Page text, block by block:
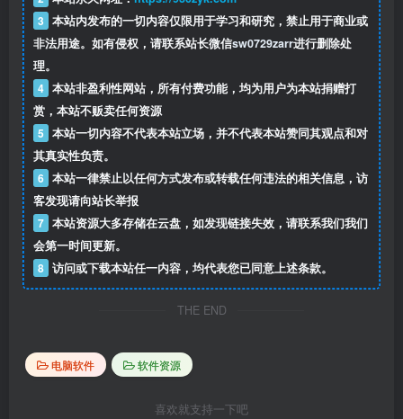
3 本站内发布的一切内容仅限用于学习和研究，禁止用于商业或
非法用途。如有侵权，请联系站长微信sw0729zarr进行删除处
理。
4 本站非盈利性网站，所有付费功能，均为用户为本站捐赠打
赏，本站不贩卖任何资源
5 本站一切内容不代表本站立场，并不代表本站赞同其观点和对
其真实性负责。
6 本站一律禁止以任何方式发布或转载任何违法的相关信息，访
客发现请向站长举报
7 本站资源大多存储在云盘，如发现链接失效，请联系我们我们
会第一时间更新。
8 访问或下载本站任一内容，均代表您已同意上述条款。
THE END
电脑软件 软件资源
喜欢就支持一下吧